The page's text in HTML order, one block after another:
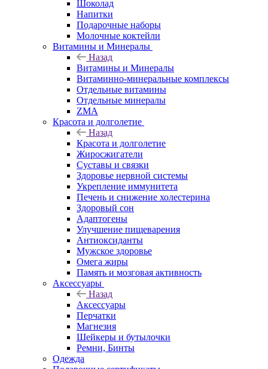
Шоколад
Напитки
Подарочные наборы
Молочные коктейли
Витамины и Минералы
Назад
Витамины и Минералы
Витаминно-минеральные комплексы
Отдельные витамины
Отдельные минералы
ZMA
Красота и долголетие
Назад
Красота и долголетие
Жиросжигатели
Суставы и связки
Здоровье нервной системы
Укрепление иммунитета
Печень и снижение холестерина
Здоровый сон
Адаптогены
Улучшение пищеварения
Антиоксиданты
Мужское здоровье
Омега жиры
Память и мозговая активность
Аксессуары
Назад
Аксессуары
Перчатки
Магнезия
Шейкеры и бутылочки
Ремни, Бинты
Одежда